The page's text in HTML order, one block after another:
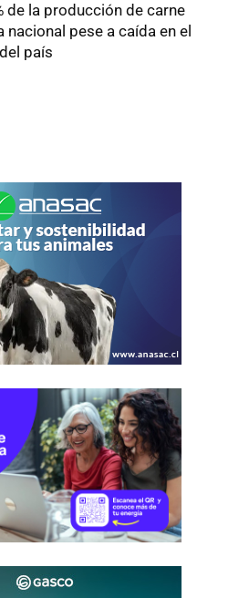
de la producción de carne
nacional pese a caída en el
país